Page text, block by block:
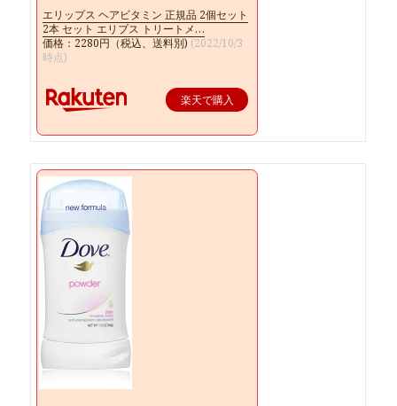
エリップス ヘアビタミン 正規品 2個セット
2本 セット エリプス トリートメ…
価格：2280円（税込、送料別) (2022/10/3
時点)
楽天で購入